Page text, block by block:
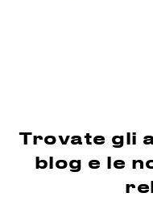
Trovate gli
blog e le